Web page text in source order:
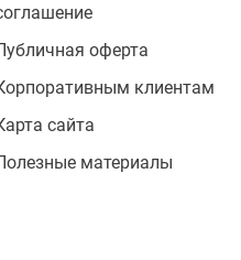
оферта
клиентам
сайта
материалы